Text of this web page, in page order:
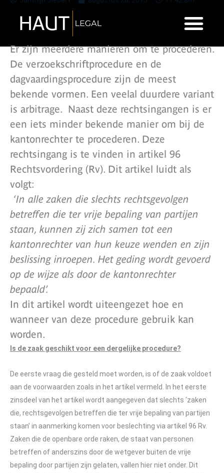
Er zijn meerdere manieren om te procederen.
De verzoekschriftprocedure en de
dagvaardingsprocedure zijn de meest
bekende vormen. Een veelal duurdere variant
is arbitrage. Naast deze rechtsingangen is er
een iets minder bekende manier om bij de
kantonrechter te procederen. Deze
rechtsingang is te vinden in artikel 96
Rechtsvordering (Rv). Dit artikel luidt als
volgt:
‘In alle zaken die slechts rechtsgevolgen
betreffen die ter vrije bepaling van partijen
staan, kunnen zij zich samen tot een
kantonrechter van hun keuze wenden en zijn
beslissing inroepen. Het geding wordt gevoerd
op de wijze als door de kantonrechter
bepaald’.
In dit artikel wordt uiteengezet hoe en
wanneer van deze procedure gebruik kan
worden.
Is de zaak geschikt voor een dergelijke procedure?
De eerste vraag die gesteld moet worden, is of de zaak voldoet
aan de voorwaarden zoals in het artikel vermeld. In het eerste
zinsdeel van het artikel wordt aangegeven dat slechts ‘zaken
die, rechtsgevolgen betreffen die ter vrije bepaling van partijen
staan’ in aanmerking komen voor beslechting via artikel 96 Rv.
Zaken die de openbare orde raken, de staat van personen
betreffen of anderszins door de wetgever buiten de vrije
bepaling door partijen zijn gelaten, vallen hier niet onder. Dit